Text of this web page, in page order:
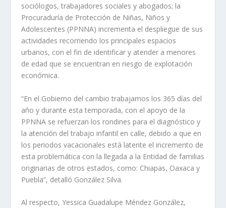
sociólogos, trabajadores sociales y abogados; la
Procuraduría de Protección de Niñas, Niños y
Adolescentes (PPNNA) incrementa el despliegue de sus
actividades recorriendo los principales espacios
urbanos, con el fin de identificar y atender a menores
de edad que se encuentran en riesgo de explotación
económica.
“En el Gobierno del cambio trabajamos los 365 días del
año y durante esta temporada, con el apoyo de la
PPNNA se refuerzan los rondines para el diagnóstico y
la atención del trabajo infantil en calle, debido a que en
los periodos vacacionales está latente el incremento de
esta problemática con la llegada a la Entidad de familias
originarias de otros estados, como: Chiapas, Oaxaca y
Puebla”, detalló González Silva.
Al respecto, Yessica Guadalupe Méndez González,